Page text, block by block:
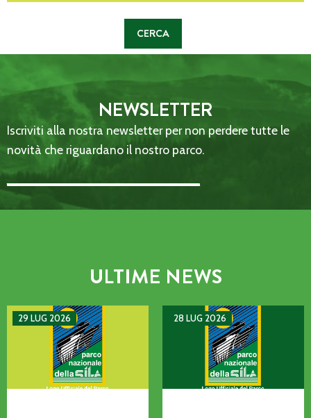
NEWSLETTER
Iscriviti alla nostra newsletter per non perdere tutte le
novità che riguardano il nostro parco.
Email Address::: (required)
ULTIME NEWS
29 LUG 2026
AVVISO DI GUASTO SULLA LINEA TELEFONICA DELL’ENTE
28 LUG 2026
MANIFESTAZIONE DI